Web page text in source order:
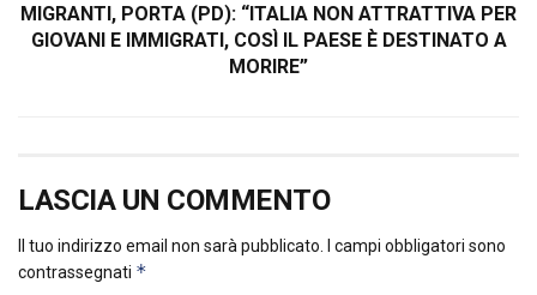
MIGRANTI, PORTA (PD): “ITALIA NON ATTRATTIVA PER
GIOVANI E IMMIGRATI, COSÌ IL PAESE È DESTINATO A
MORIRE”
LASCIA UN COMMENTO
Il tuo indirizzo email non sarà pubblicato.
I campi obbligatori sono
contrassegnati *